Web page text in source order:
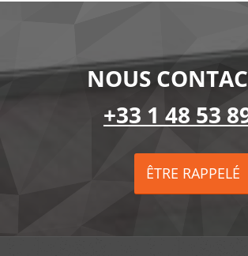
NOUS
+33 1 48 53
ÊTRE RAPPELÉ